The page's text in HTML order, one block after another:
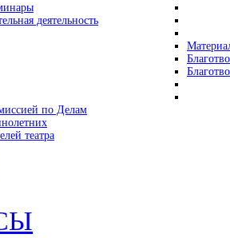
деятельность
по Делам
театра